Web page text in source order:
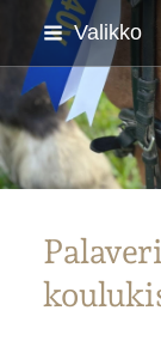
Siirry
sivun
sisältöön
Valikko